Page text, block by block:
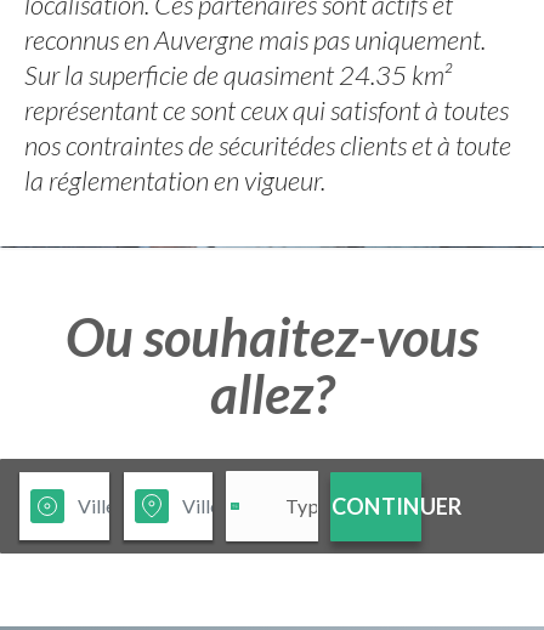
reconnus en Auvergne mais pas uniquement.
Sur la superficie de quasiment 24.35 km²
représentant ce sont ceux qui satisfont à toutes
nos contraintes de sécuritédes clients et à toute
la réglementation en vigueur.
Ou souhaitez-vous
allez?
CONTINUER